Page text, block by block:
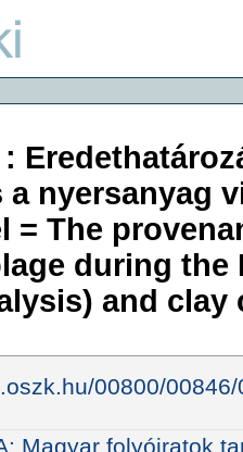
a nyersanyag
= The
during
and clay
00800/
Magyar folyóiratok